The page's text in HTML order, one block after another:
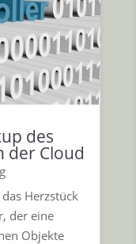
des
der Cloud
Herzstück
der eine
Objekte